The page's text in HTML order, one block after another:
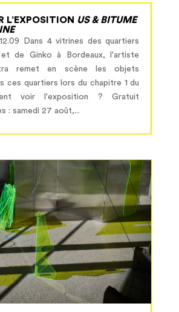
L’EXPOSITION US & BITUME
Dans 4 vitrines des quartiers
et de Ginko à Bordeaux, l'artiste
remet en scène les objets
ces quartiers lors du chapitre 1 du
voir l'exposition ? Gratuit
: samedi 27 août,...